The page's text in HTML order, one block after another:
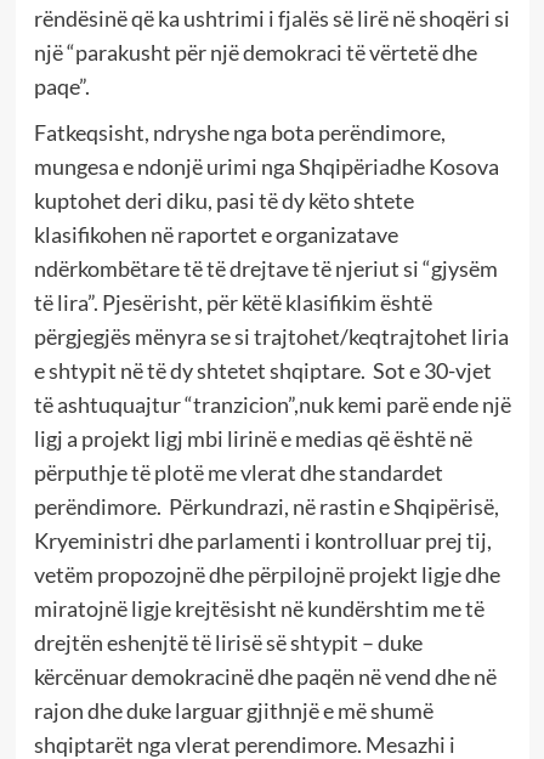
rëndësinë që ka ushtrimi i fjalës së lirë në shoqëri si
një “parakusht për një demokraci të vërtetë dhe
paqe”.
Fatkeqsisht, ndryshe nga bota perëndimore,
mungesa e ndonjë urimi nga Shqipëriadhe Kosova
kuptohet deri diku, pasi të dy këto shtete
klasifikohen në raportet e organizatave
ndërkombëtare të të drejtave të njeriut si “gjysëm
të lira”. Pjesërisht, për këtë klasifikim është
përgjegjës mënyra se si trajtohet/keqtrajtohet liria
e shtypit në të dy shtetet shqiptare. Sot e 30-vjet
të ashtuquajtur “tranzicion”,nuk kemi parë ende një
ligj a projekt ligj mbi lirinë e medias që është në
përputhje të plotë me vlerat dhe standardet
perëndimore. Përkundrazi, në rastin e Shqipërisë,
Kryeministri dhe parlamenti i kontrolluar prej tij,
vetëm propozojnë dhe përpilojnë projekt ligje dhe
miratojnë ligje krejtësisht në kundërshtim me të
drejtën eshenjtë të lirisë së shtypit – duke
kërcënuar demokracinë dhe paqën në vend dhe në
rajon dhe duke larguar gjithnjë e më shumë
shqiptarët nga vlerat perendimore. Mesazhi i